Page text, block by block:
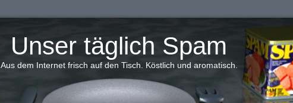
Unser täglich Spam
Aus dem Internet frisch auf den Tisch. Köstlich und aromatisch.